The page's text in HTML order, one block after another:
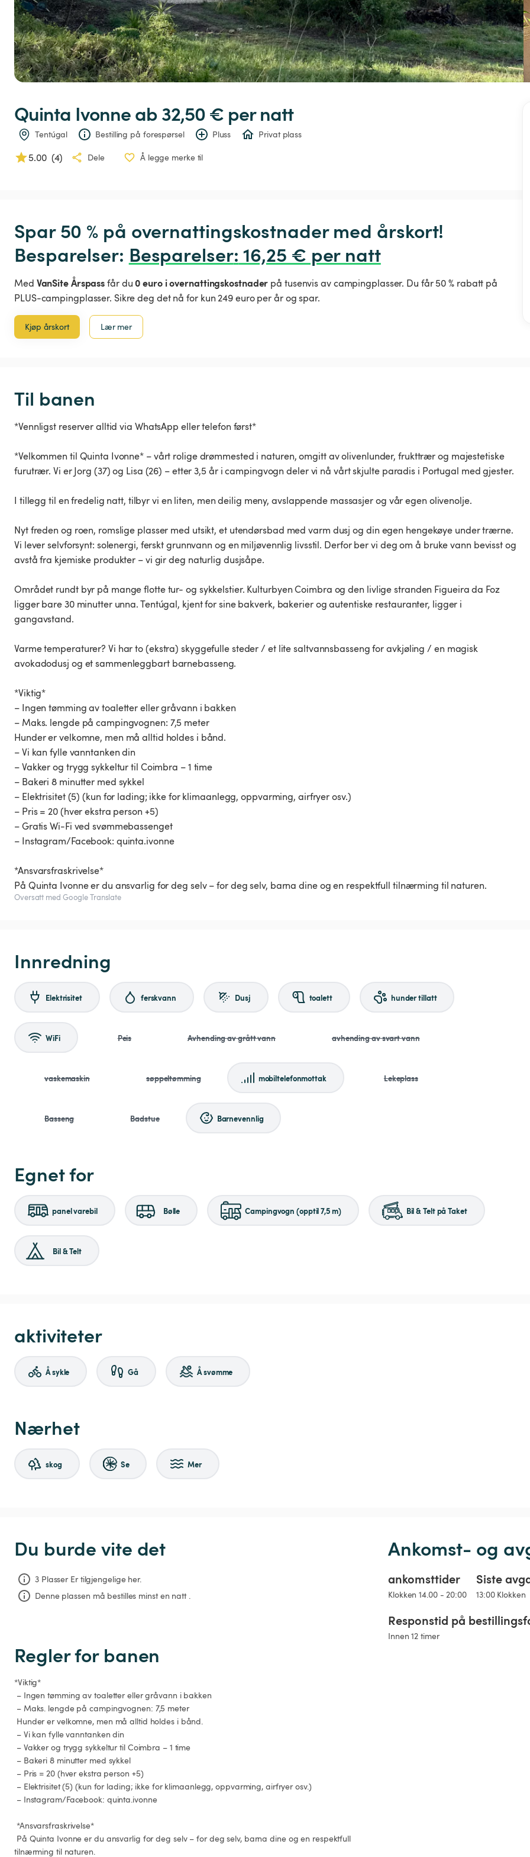
Quinta Ivonne ab 32,50 € per natt
Tentúgal Bestilling på forespørsel Pluss Privat plass
5.00 (4) Dele Å legge merke til
Spar 50 % på overnattingskostnader med årskort!
Besparelser: Besparelser: 16,25 € per natt
Med VanSite Årspassfår du0 euro i overnattingskostnader på tusenvis av campingplasser. Du får 50 % rabatt på
PLUS-campingplasser. Sikre deg det nå for kun 249 euro per år og spar.
Kjøp årskort Lær mer
Til banen
*Vennligst reserver alltid via WhatsApp eller telefon først*
*Velkommen til Quinta Ivonne* – vårt rolige drømmested i naturen, omgitt av olivenlunder, frukttrær og majestetiske
furutrær. Vi er Jorg (37) og Lisa (26) – etter 3,5 år i campingvogn deler vi nå vårt skjulte paradis i Portugal med gjester.
I tillegg til en fredelig natt, tilbyr vi en liten, men deilig meny, avslappende massasjer og vår egen olivenolje.
Nyt freden og roen, romslige plasser med utsikt, et utendørsbad med varm dusj og din egen hengekøye under trærne.
Vi lever selvforsynt: solenergi, ferskt grunnvann og en miljøvennlig livsstil. Derfor ber vi deg om å bruke vann bevisst og
avstå fra kjemiske produkter – vi gir deg naturlig dusjsåpe.
Området rundt byr på mange flotte tur- og sykkelstier. Kulturbyen Coimbra og den livlige stranden Figueira da Foz
ligger bare 30 minutter unna. Tentúgal, kjent for sine bakverk, bakerier og autentiske restauranter, ligger i
gangavstand.
Varme temperaturer? Vi har to (ekstra) skyggefulle steder / et lite saltvannsbasseng for avkjøling / en magisk
avokadodusj og et sammenleggbart barnebasseng.
*Viktig*
– Ingen tømming av toaletter eller gråvann i bakken
– Maks. lengde på campingvognen: 7,5 meter
Hunder er velkomne, men må alltid holdes i bånd.
– Vi kan fylle vanntanken din
– Vakker og trygg sykkeltur til Coimbra – 1 time
– Bakeri 8 minutter med sykkel
– Elektrisitet (5) (kun for lading; ikke for klimaanlegg, oppvarming, airfryer osv.)
– Pris = 20 (hver ekstra person +5)
– Gratis Wi-Fi ved svømmebassenget
– Instagram/Facebook: quinta.ivonne
*Ansvarsfraskrivelse*
På Quinta Ivonne er du ansvarlig for deg selv – for deg selv, barna dine og en respektfull tilnærming til naturen.
Oversatt med Google Translate
Innredning
Elektrisitet ferskvann Dusj toalett hunder tillatt
WiFi Peis Avhending av grått vann avhending av svart vann
vaskemaskin søppeltømming mobiltelefonmottak Lekeplass
Basseng Badstue Barnevennlig
Egnet for
panel varebil Bølle Campingvogn (opptil 7,5 m) Bil & Telt på Taket
Bil & Telt
aktiviteter
Å sykle Gå Å svømme
Nærhet
skog Se Mer
Du burde vite det
3 Plasser Er tilgjengelige her.
Denne plassen må bestilles minst en natt .
Ankomst- og
ankomsttider
Klokken 14.00 - 20:00
Siste
13:00 Klokken
Responstid på
Innen 12 timer
Regler for banen
*Viktig*
tilnærming til naturen.